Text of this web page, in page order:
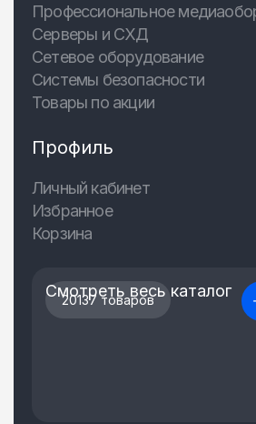
Профессиональное
Серверы и СХД
Сетевое оборудование
Системы безопасности
Товары по акции
Профиль
Личный кабинет
Избранное
Корзина
20137 товаров
Смотреть весь каталог